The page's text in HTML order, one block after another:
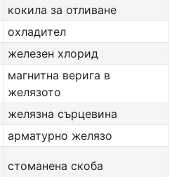
кокила за отливане
охладител
железен хлорид
магнитна верига в
желязото
желязна сърцевина
арматурно желязо
стоманена скоба